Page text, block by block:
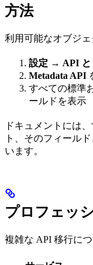
方法
利用可能なオブジ
設定 → API と
Metadata API
すべての標準
ールドを表示
ドキュメントには
ト、そのフィール
います。
プロフェッ
複雑な API 移行に